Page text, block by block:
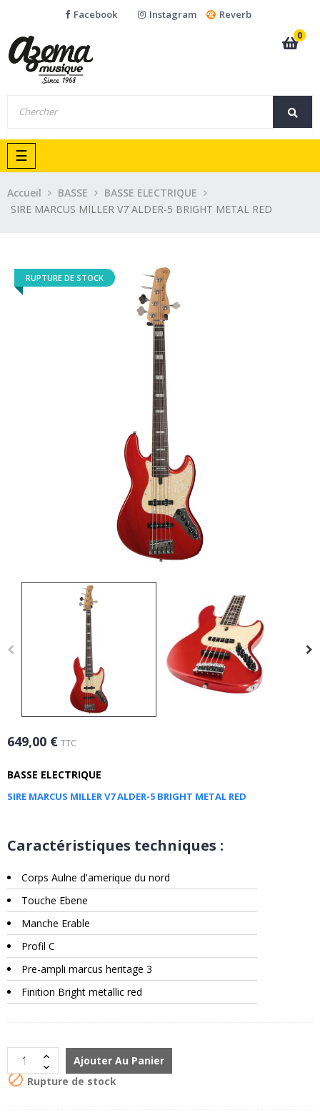
Facebook Instagram
Reverb
0
Basculer
la
navigation
☰
Accueil BASSE
BASSE ELECTRIQUE
SIRE MARCUS MILLER V7 ALDER-5 BRIGHT METAL RED
RUPTURE DE STOCK
649,00 € TTC
BASSE ELECTRIQUE
SIRE MARCUS MILLER V7 ALDER-5 BRIGHT METAL RED
Caractéristiques techniques :
Corps Aulne d'amerique du nord
Touche Ebene
Manche Erable
Profil C
Pre-ampli marcus heritage 3
Finition Bright metallic red
Ajouter Au Panier
 Rupture de stock